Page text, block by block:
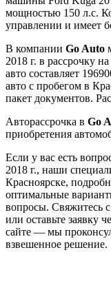
мощностью 150 л.с.
управлении и имеет
В компании Go Auto
2018 г. в рассрочку
авто составляет
авто с пробегом в
пакет документов.
Авторассрочка в Go
приобретения
Если у вас есть
2018 г., наши
Красноярске,
оптимальные
вопросы. Свяжитесь
или оставьте заявку
сайте — мы
взвешенное решение.